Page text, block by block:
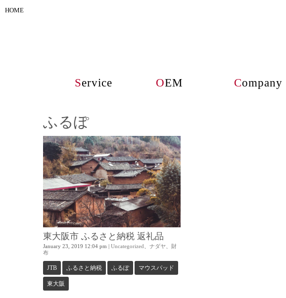
HOME
Service OEM Company
ふるぽ
東大阪市 ふるさと納税 返礼品
January 23, 2019 12:04 pm Uncategorized ナダヤ
財
布
JTB ふるさと納税 ふるぽ マウスパッド
東大阪